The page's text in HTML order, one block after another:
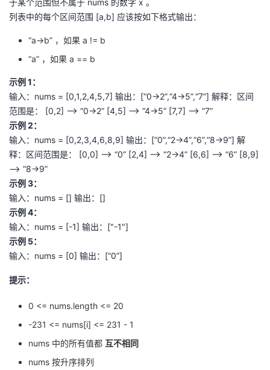
于某个范围但不属于 nums 的数字 x 。
列表中的每个区间范围 [a,b] 应该按如下格式输出：
“a->b” ，如果 a != b
“a” ，如果 a == b
示例 1：
输入：nums = [0,1,2,4,5,7] 输出：[“0->2”,“4->5”,“7”] 解释：区间
范围是： [0,2] --> “0->2” [4,5] --> “4->5” [7,7] --> “7”
示例 2：
输入：nums = [0,2,3,4,6,8,9] 输出：[“0”,“2->4”,“6”,“8->9”] 解
释：区间范围是： [0,0] --> “0” [2,4] --> “2->4” [6,6] --> “6” [8,9]
--> “8->9”
示例 3：
输入：nums = [] 输出：[]
示例 4：
输入：nums = [-1] 输出：["-1"]
示例 5：
输入：nums = [0] 输出：[“0”]
提示：
0 <= nums.length <= 20
-231 <= nums[i] <= 231 - 1
nums 中的所有值都 互不相同
nums 按升序排列